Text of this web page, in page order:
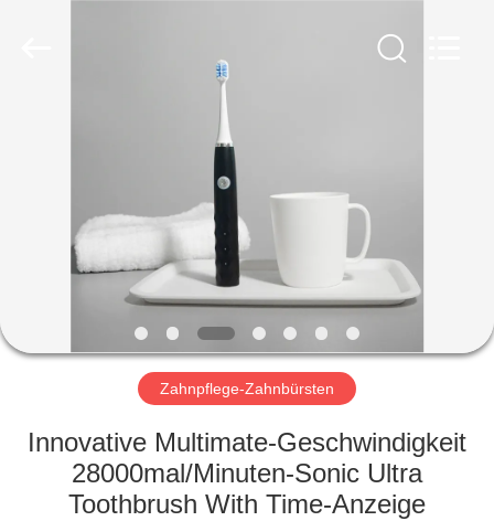
VIDEOS
ÜBER
UNS
FABRIK-
AUSFLUG
Zahnpflege-Zahnbürsten
Innovative Multimate-Geschwindigkeit
28000mal/Minuten-Sonic Ultra
Toothbrush With Time-Anzeige